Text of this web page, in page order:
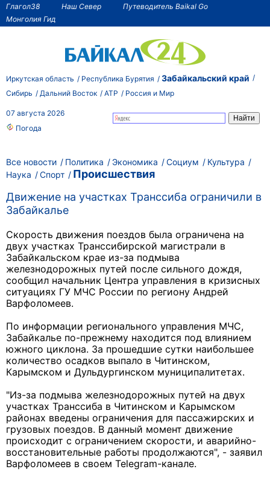
Глагол38 Наш Север
Путеводитель Baikal Go
Монголия Гид
Иркутская область Республика Бурятия Забайкальский край
Сибирь Дальний Восток АТР Россия и Мир
07 августа 2026
Погода
Все новости Политика Экономика Социум
Культура
Наука
Спорт
Происшествия
Движение на участках Транссиба ограничили в
Забайкалье
Скорость движения поездов была ограничена на
двух участках Транссибирской магистрали в
Забайкальском крае из-за подмыва
железнодорожных путей после сильного дождя,
сообщил начальник Центра управления в кризисных
ситуациях ГУ МЧС России по региону Андрей
Варфоломеев.
По информации регионального управления МЧС,
Забайкалье по-прежнему находится под влиянием
южного циклона. За прошедшие сутки наибольшее
количество осадков выпало в Читинском,
Карымском и Дульдургинском муниципалитетах.
"Из-за подмыва железнодорожных путей на двух
участках Транссиба в Читинском и Карымском
районах введены ограничения для пассажирских и
грузовых поездов. В данный момент движение
происходит с ограничением скорости, и аварийно-
восстановительные работы продолжаются", - заявил
Варфоломеев в своем Telegram-канале.